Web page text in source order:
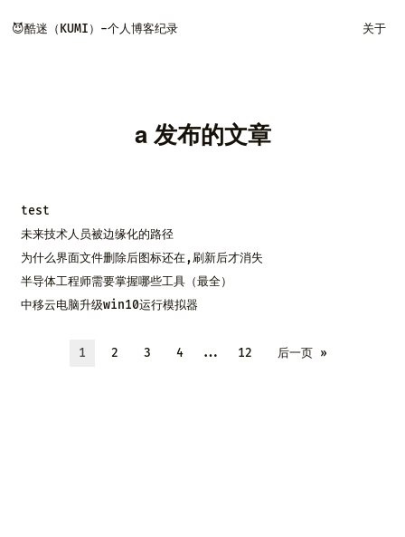
😈酷迷（KUMI）-个人博客纪录 关于
a 发布的文章
test
未来技术人员被边缘化的路径
为什么界面文件删除后图标还在,刷新后才消失
半导体工程师需要掌握哪些工具（最全）
中移云电脑升级win10运行模拟器
1 2 3 4 ... 12 后一页 »